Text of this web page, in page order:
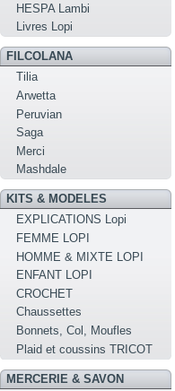
HESPA Lambi
Livres Lopi
FILCOLANA
Tilia
Arwetta
Peruvian
Saga
Merci
Mashdale
KITS & MODELES
EXPLICATIONS Lopi
FEMME LOPI
HOMME & MIXTE LOPI
ENFANT LOPI
CROCHET
Chaussettes
Bonnets, Col, Moufles
Plaid et coussins TRICOT
MERCERIE & SAVON